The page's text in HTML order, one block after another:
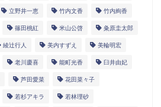
立野井一恵 竹内文香 竹内絢香
篠田桃紅 米山公啓 粂原圭太郎
綾辻行人 美内すずえ 美輪明宏
老川慶喜 能町光香 臼井由妃
芦田愛菜 花田菜々子
若杉アキラ 若林理砂